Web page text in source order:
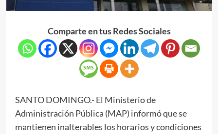
Comparte en tus Redes Sociales
SANTO DOMINGO.- El Ministerio de
Administración Pública (MAP) informó que se
mantienen inalterables los horarios y condiciones